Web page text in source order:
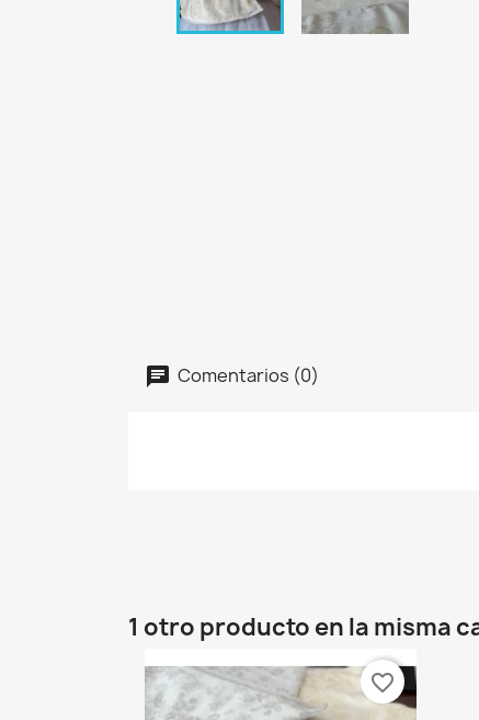
Comentarios (0)
1 otro producto en la misma
favorite_border